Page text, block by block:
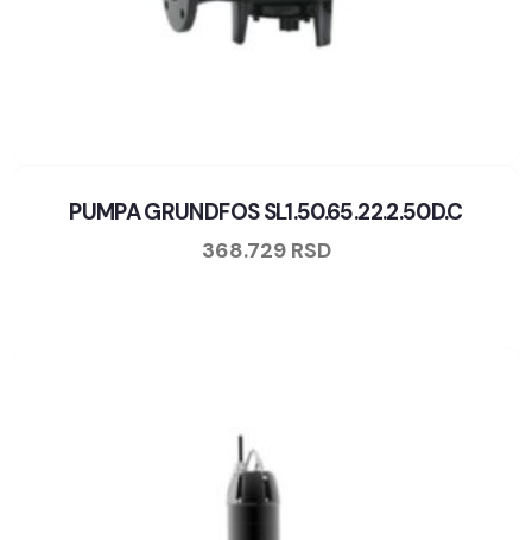
PUMPA GRUNDFOS SL1.50.65.22.2.50D.C
368.729 RSD